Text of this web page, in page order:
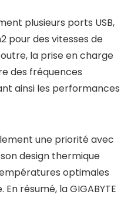
plusieurs ports USB,
pour des vitesses de
la prise en charge
des fréquences
ainsi les performances
une priorité avec
design thermique
optimales
résumé, la GIGABYTE